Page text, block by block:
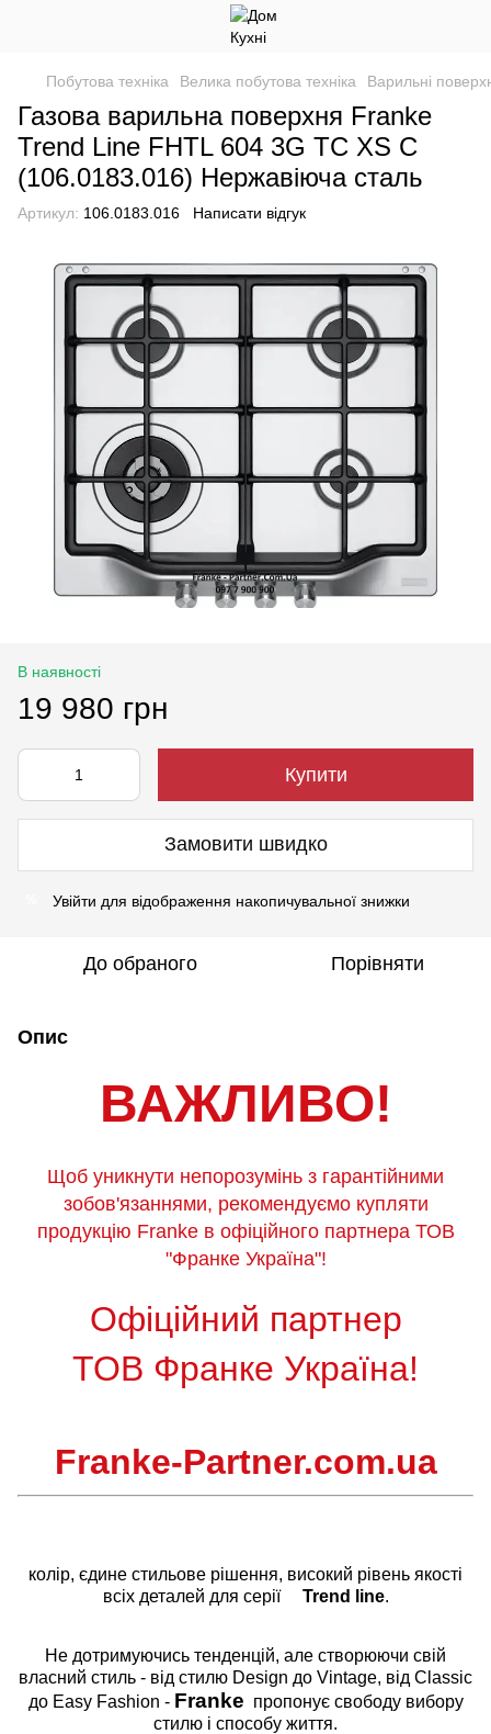
Побутова техніка Велика побутова техніка Варильні
Газова варильна поверхня Franke
Trend Line FHTL 604 3G TC XS C
(106.0183.016) Нержавіюча сталь
Артикул: 106.0183.016 Написати відгук
В наявності
19 980 грн
Купити
Замовити швидко
Увійти для відображення накопичувальної знижки
До обраного Порівняти
Опис
ВАЖЛИВО!
Щоб уникнути непорозумінь з гарантійними
зобов'язаннями, рекомендуємо купляти
продукцію Franke в офіційного партнера ТОВ
"Франке Україна"!
Офіційний партнер
ТОВ Франке Україна!
Franke-Partner.com.ua
колір, єдине стильове рішення, високий рівень якості
всіх деталей для серії Trend line.
Не дотримуючись тенденцій, але створюючи свій
власний стиль - від стилю Design до Vintage, від Classic
до Easy Fashion - Franke пропонує свободу вибору
стилю і способу життя.